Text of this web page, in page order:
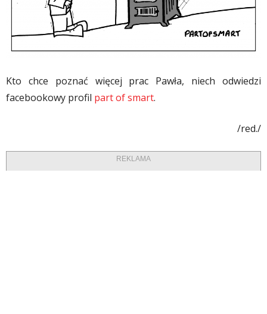
Kto chce poznać więcej prac Pawła, niech odwiedzi
facebookowy profil part of smart.
/red./
REKLAMA